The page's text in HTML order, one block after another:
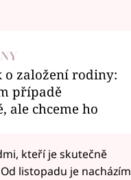
o založení rodiny:
případě
ale chceme ho
kteří je skutečně
listopadu je nacházím